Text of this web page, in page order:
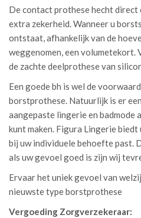
De contact prothese hecht
extra zekerheid. Wanneer u
ontstaat, afhankelijk van de
weggenomen, een volumetekort.
de zachte deelprothese van
Een goede bh is wel de
borstprothese. Natuurlijk is er
aangepaste lingerie en badmode
kunt maken. Figura Lingerie
bij uw individuele behoefte past.
als uw gevoel goed is zijn wij
Ervaar het uniek gevoel van
nieuwste type borstprothese
Vergoeding Zorgverzekeraar: